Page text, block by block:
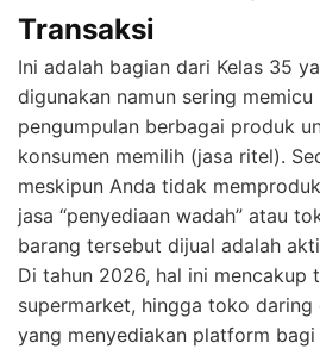
Transaksi
Ini adalah bagian dari Kelas 35
digunakan namun sering
pengumpulan berbagai produk
konsumen memilih (jasa ritel).
meskipun Anda tidak
jasa “penyediaan wadah” atau
barang tersebut dijual adalah
Di tahun 2026, hal ini mencakup
supermarket, hingga toko
yang menyediakan platform